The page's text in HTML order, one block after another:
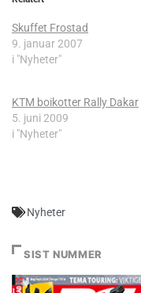
Skuffet Frostad
9. januar 2007
i "Nyheter"
KTM boikotter Rally Dakar
5. juni 2009
i "Nyheter"
Nyheter
SIST NUMMER